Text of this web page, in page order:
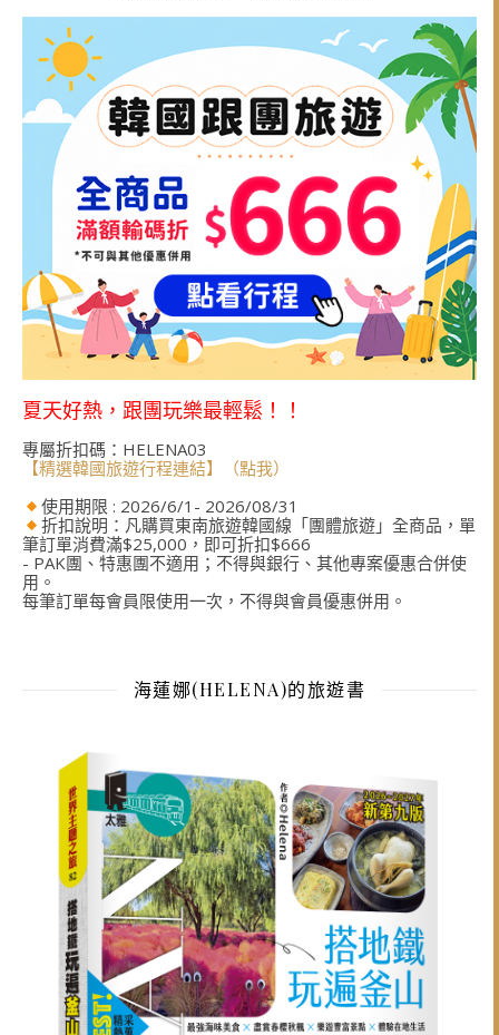
夏天好熱，跟團玩樂最輕鬆！！
專屬折扣碼：HELENA03
【精選韓國旅遊行程連結】（點我）
使用期限 : 2026/6/1- 2026/08/31
折扣說明：凡購買東南旅遊韓國線「團體旅遊」全商品，單
筆訂單消費滿$25,000，即可折扣$666
- PAK團、特惠團不適用；不得與銀行、其他專案優惠合併使
用。
每筆訂單每會員限使用一次，不得與會員優惠併用。
海蓮娜(HELENA)的旅遊書